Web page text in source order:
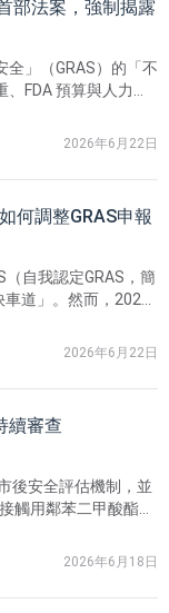
部法案，強制揭露
」（GRAS）的「不
FDA 預算與人力長
自救」。2026年6月22日
何調整GRAS申報
自我認定GRAS，簡
道」。然而，2025
進入美國市場的模式
2026年6月22日
續審查
後安全評估機制，並
觸用鄰苯二甲酸酯納
仍可能因新的毒理資
瑞歐科技提醒食品
相關物質，完善使用
2026年6月18日